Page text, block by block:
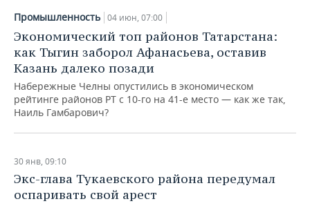
Промышленность 04 июн, 07:00
Экономический топ районов Татарстана:
как Тыгин заборол Афанасьева, оставив
Казань далеко позади
Набережные Челны опустились в экономическом
рейтинге районов РТ с 10-го на 41-е место — как же так,
Наиль Гамбарович?
30 янв, 09:10
Экс-глава Тукаевского района передумал
оспаривать свой арест